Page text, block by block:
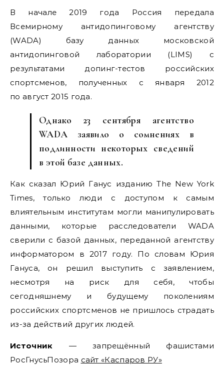
В начале 2019 года Россия передала
Всемирному антидопинговому агентству
(WADA) базу данных московской
антидопинговой лаборатории (LIMS) с
результатами допинг-тестов российских
спортсменов, полученных с января 2012
по август 2015 года.
Однако 23 сентября агентство
WADA заявило о сомнениях в
подлинности некоторых сведений
в этой базе данных.
Как сказал Юрий Ганус изданию The New York
Times, только люди с доступом к самым
влиятельным институтам могли манипулировать
данными, которые расследователи WADA
сверили с базой данных, переданной агентству
информатором в 2017 году. По словам Юрия
Гануса, он решил выступить с заявлением,
несмотря на риск для себя, чтобы
сегодняшнему и будущему поколениям
российских спортсменов не пришлось страдать
из-за действий других людей.
Источник — запрещённый фашистами
РосГнусьПозора сайт «Каспаров РУ»